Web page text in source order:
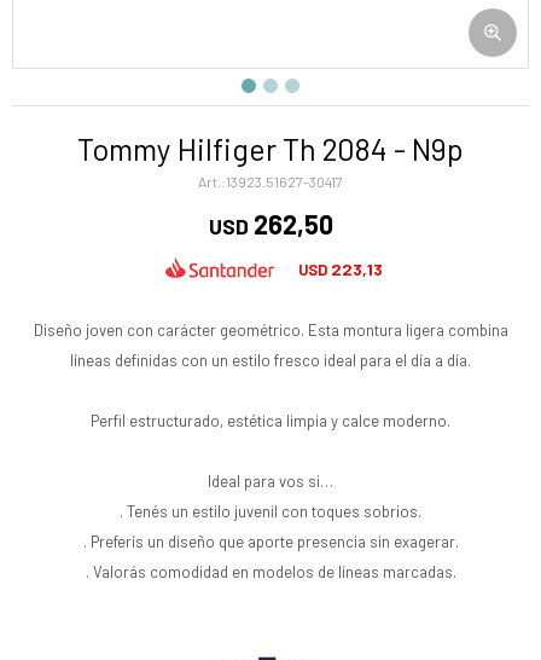
Tommy Hilfiger Th 2084 - N9p
13923.51627-30417
USD 262,50
USD 223,13
Diseño joven con carácter geométrico. Esta montura ligera combina
líneas definidas con un estilo fresco ideal para el día a día.
Perfil estructurado, estética limpia y calce moderno.
Ideal para vos si…
. Tenés un estilo juvenil con toques sobrios.
. Preferís un diseño que aporte presencia sin exagerar.
. Valorás comodidad en modelos de líneas marcadas.